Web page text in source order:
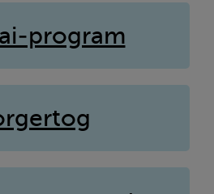
program